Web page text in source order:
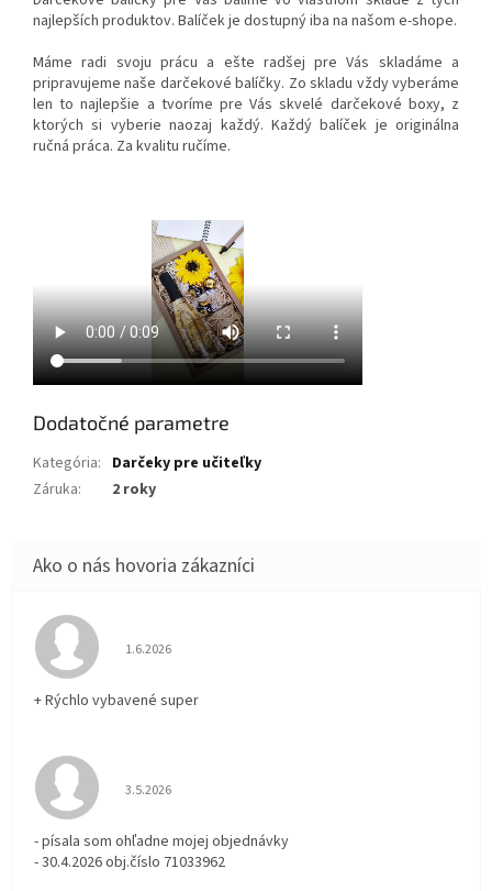
najlepších produktov. Balíček je dostupný iba na našom e-shope.
Máme radi svoju prácu a ešte radšej pre Vás skladáme a
pripravujeme naše darčekové balíčky. Zo skladu vždy vyberáme
len to najlepšie a tvoríme pre Vás skvelé darčekové boxy, z
ktorých si vyberie naozaj každý. Každý balíček je originálna
ručná práca. Za kvalitu ručíme.
Dodatočné parametre
Kategória: Darčeky pre učiteľky
Záruka: 2 roky
Hodnotenie obchodu je 5 z 5 hviezdičiek.
1.6.2026
+ Rýchlo vybavené super
Hodnotenie obchodu je 3 z 5 hviezdičiek.
3.5.2026
- písala som ohľadne mojej objednávky
- 30.4.2026 obj.číslo 71033962